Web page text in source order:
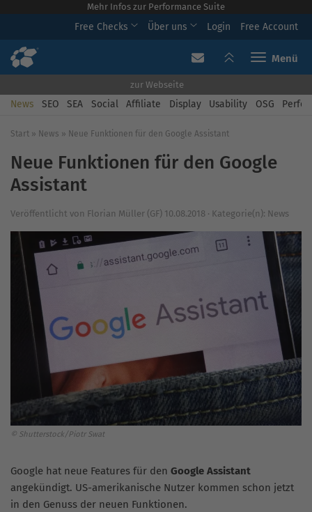
Mehr Infos zur Performance Suite
Free Checks Über uns Login Free Account
Toggle
zur Webseite
News SEO SEA Social Affiliate Display Usability OSG
Start » News » Neue Funktionen für den Google Assistant
Neue Funktionen für den Google
Assistant
Veröffentlicht von Florian Müller (GF) 10.08.2018 · Kategorie(n): News
© Shutterstock/Piotr Swat
Google hat neue Features für den Google Assistant
angekündigt. US-amerikanische Nutzer kommen schon jetzt
in den Genuss der neuen Funktionen.